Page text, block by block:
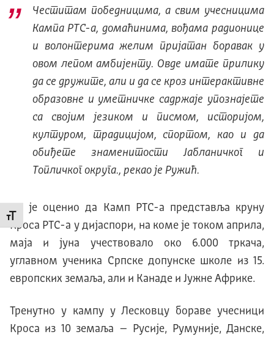
Промени величину слова
Честитам победницима, а свим учесницима
Кампа РТС-а, домаћинима, вођама радионице
и волонтерима желим пријатан боравак у
овом лепом амбијенту. Овде имате прилику
да се дружите, али и да се кроз интерактивне
образовне и уметничке садржаје упознајете
са својим језиком и писмом, историјом,
културом, традицијом, спортом, као и да
обиђете знаменитости Јабланичког и
Топличког округа., рекао је Ружић.
Он је оценио да Камп РТС-а представља круну
Кроса РТС-а у дијаспори, на коме је током априла,
маја и јуна учествовало око 6.000 тркача,
углавном ученика Српске допунске школе из 15.
европских земаља, али и Канаде и Јужне Африке.
Тренутно у кампу у Лесковцу бораве учесници
Кроса из 10 земаља – Русије, Румуније, Данске,